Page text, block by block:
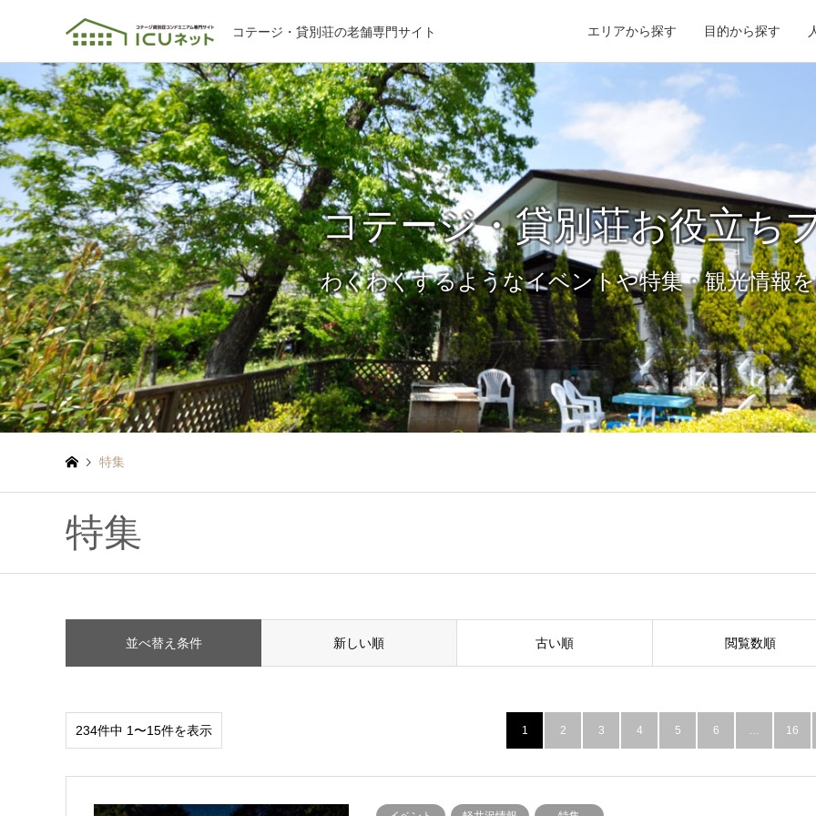
コテージ・貸別荘の老舗専門サイト エリアから探す 目的から探す
コテージ・貸別荘お役立ち
わくわくするようなイベントや特集・観光情報
特集
特集
並べ替え条件 新しい順 古い順 閲覧数順
234件中 1〜15件を表示 1 2 3 4 5 6 … 16